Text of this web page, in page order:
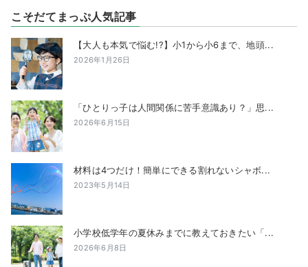
こそだてまっぷ人気記事
【大人も本気で悩む!?】小1から小6まで、地頭...
2026年1月26日
「ひとりっ子は人間関係に苦手意識あり？」思...
2026年6月15日
材料は4つだけ！簡単にできる割れないシャボ...
2023年5月14日
小学校低学年の夏休みまでに教えておきたい「...
2026年6月8日